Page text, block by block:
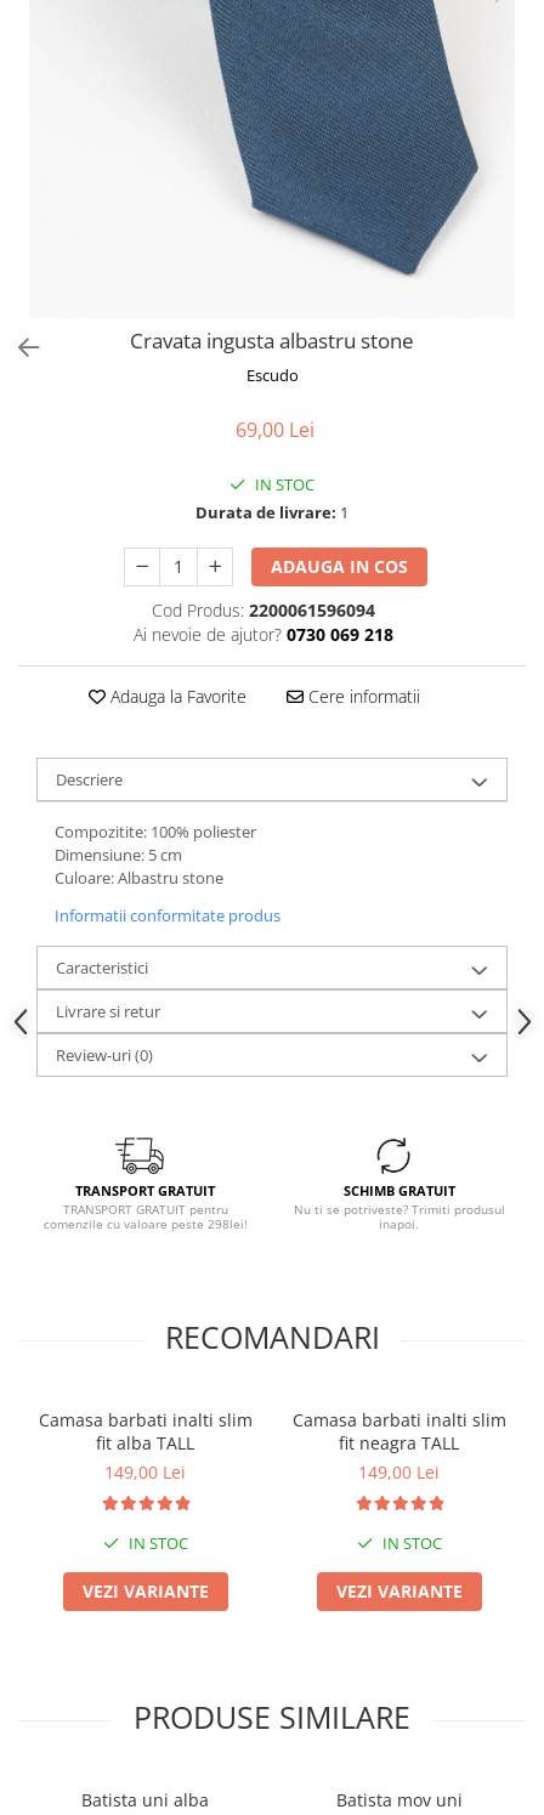
Cravata ingusta albastru stone
Escudo
69,00 Lei
IN STOC
Durata de livrare: 1
ADAUGA IN COS
Cod Produs: 2200061596094
Ai nevoie de ajutor? 0730 069 218
Adauga la Favorite Cere informatii
Descriere
Compozitite: 100% poliester
Dimensiune: 5 cm
Culoare: Albastru stone
Informatii conformitate produs
Caracteristici
Livrare si retur
Review-uri(0)
TRANSPORT GRATUIT
TRANSPORT GRATUIT pentru
comenzile cu valoare peste 298lei!
SCHIMB GRATUIT
Nu ti se potriveste? Trimiti produsul
inapoi.
RECOMANDARI
Camasa barbati inalti slim
fit alba TALL
149,00 Lei
IN STOC
VEZI VARIANTE
Camasa barbati inalti slim
fit neagra TALL
149,00 Lei
IN STOC
VEZI VARIANTE
PRODUSE SIMILARE
Batista uni alba
Batista mov uni